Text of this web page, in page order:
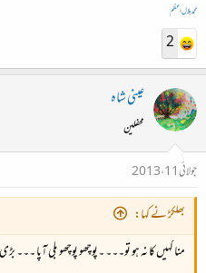
محمد بلال اعظم
2
عینی شاہ
محفلین
جولائی 11، 2013
بھلکڑ نے کہا:
منا کہیں کا نہ ہو تو۔۔۔ ۔پوچھو پوچھو بلی آپا